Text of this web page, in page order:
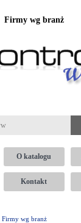
Firmy wg branż
O katalogu
Kontakt
Firmy wg branż